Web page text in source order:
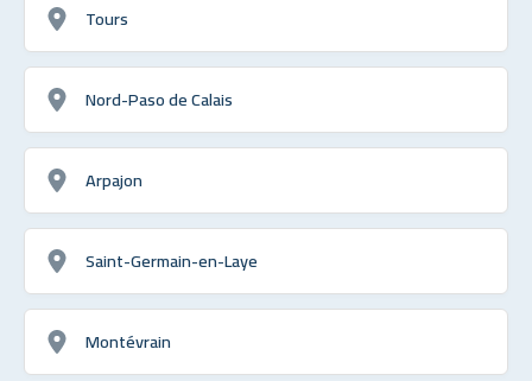
Tours
Nord-Paso de Calais
Arpajon
Saint-Germain-en-Laye
Montévrain